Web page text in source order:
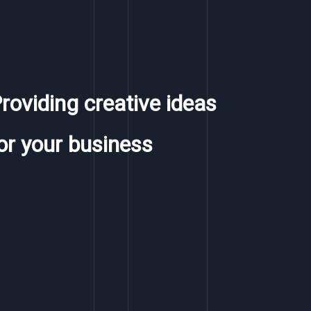
creative ideas
your business